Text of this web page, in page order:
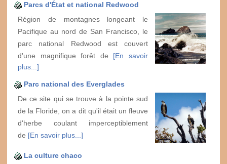
Parcs d'État et national Redwood
Région de montagnes longeant le
Pacifique au nord de San Francisco, le
parc national Redwood est couvert
d'une magnifique forêt de [En savoir
plus...]
Parc national des Everglades
De ce site qui se trouve à la pointe sud
de la Floride, on a dit qu'il était un fleuve
d'herbe coulant imperceptiblement
de [En savoir plus...]
La culture chaco